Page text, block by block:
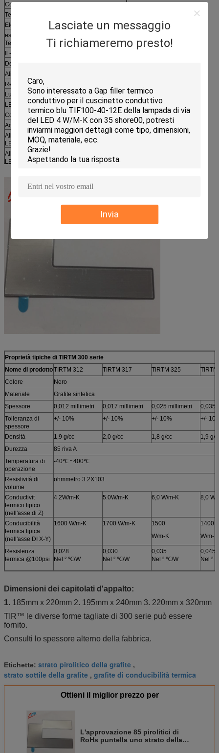
Lasciate un messaggio
Ti richiameremo presto!
Invia
Computer portatile, taccuino, proiettore
Telefono cellulare
Elettronica automobilistica
esposizioni, illuminazione, le
Telecomunicazioni
Il ‐ della mano ha tenuto i dispositivi
Decoder
Alimentazione elettrica del LED
Regolatore del LED
Luci del LED
LED Ceilinglamp
Controllo della scatola di potere
Adattatori di potere di AD-DC
Alimentazione elettrica impermeabile del
LED
Alimentazione elettrica impermeabile del
LED
Modulo del LED per Channelletters
Modulo di SMD LED
Striscia del LED Flesible, barra del LED
Proprietà tipiche di TIRTM 300 serie
Nome di prodottoTIRTM 312 TIRTM 317 TIRTM 325
Colore
Nero
Materiale
Grafite sintetica
Spessore
0,012 millimetri 0,017 millimetri 0,025 millimetri
0,035
Tolleranza di
spessore
+/- 10% +/- 10% +/- 10% +/-
Densità 1,9 g/cc 2,0 g/cc 1,8 g/cc
1,9 g/
Durezza
85 riva A
Temperatura di
operazione
-40℃ ~400℃
Resistività di
volume
ohmmetro 3.2X103
Conductivit
termico tipico
(nell'asse di Z)
4.2W/m-K 5.0W/m-K 6,0 W/m-K 8,0 W/
Conducibilità
termica tipica
(nell'asse DI X-Y)
1600 W/m-K 1700 W/m-K
1500
W/m-K
1400
W/m-K
Resistenza
termica @100psi
0,028
Nel ² ℃/W
0,030
Nel ² ℃/W
0,035
Nel ² ℃/W
0,045
Nel ²
Dimensioni dei capitolati d'appalto:
1. 185mm x 220mm 2. 195mm x 240mm 3. 220mm x 320mm
TIR™ le diverse forme tagliate di 300 serie può essere
fornito.
Consulti lo spessore alterno della fabbrica.
Etichette: strato pirolitico della grafite ,
strato sottile della grafite , grafite di conducibilità termica
Ottieni il miglior prezzo per
L'approvazione 85 pirolitici di
RoHs puntella uno strato della